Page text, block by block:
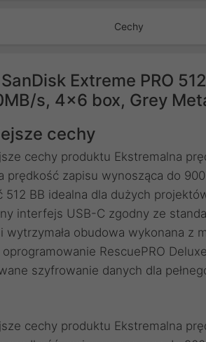
Cechy
Extreme PRO
s, 4x6 box, Grey
cechy
cechy produktu Ekstremalna
prędkość zapisu wynosząca do
512 BB idealna dla dużych
interfejs USB-C zgodny ze
wytrzymała obudowa wykonana z
oprogramowanie RescuePRO
szyfrowanie danych dla
cechy produktu Ekstremalna